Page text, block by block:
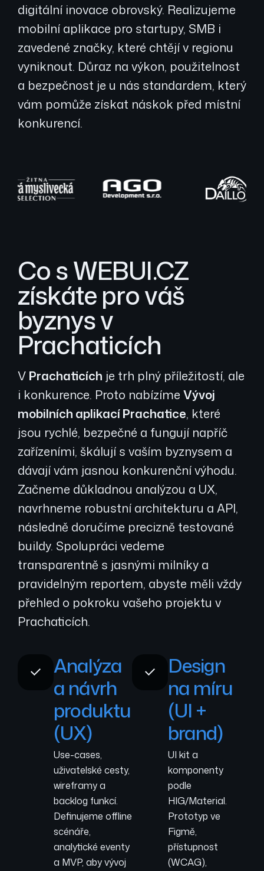
digitální inovace obrovský. Realizujeme
mobilní aplikace pro startupy, SMB i
zavedené značky, které chtějí v regionu
vyniknout. Důraz na výkon, použitelnost
a bezpečnost je u nás standardem, který
vám pomůže získat náskok před místní
konkurencí.
Co s WEBUI.CZ
získáte pro váš
byznys v
Prachaticích
V Prachaticích je trh plný příležitostí, ale
i konkurence. Proto nabízíme Vývoj
mobilních aplikací Prachatice, které
jsou rychlé, bezpečné a fungují napříč
zařízeními, škálují s vaším byznysem a
dávají vám jasnou konkurenční výhodu.
Začneme důkladnou analýzou a UX,
navrhneme robustní architekturu a API,
následně doručíme precizně testované
buildy. Spolupráci vedeme
transparentně s jasnými milníky a
pravidelným reportem, abyste měli vždy
přehled o pokroku vašeho projektu v
Prachaticích.
Analýza
a návrh
produktu
(UX)
Use-cases,
uživatelské cesty,
wireframy a
backlog funkcí.
Definujeme offline
scénáře,
analytické eventy
a MVP, aby vývoj
Design
na míru
(UI +
brand)
UI kit a
komponenty
podle
HIG/Material.
Prototyp ve
Figmě,
přístupnost
(WCAG),